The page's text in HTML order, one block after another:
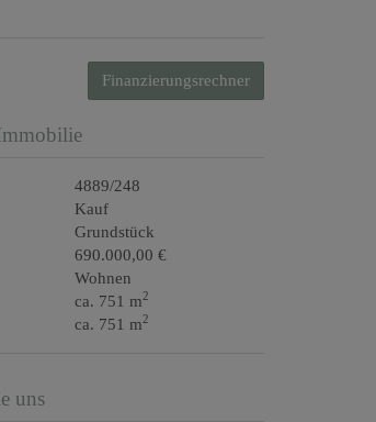
Finanzierungsrechner
4889/248
Kauf
Grundstück
690.000,00 €
Wohnen
ca. 751 m2
ca. 751 m2
uns